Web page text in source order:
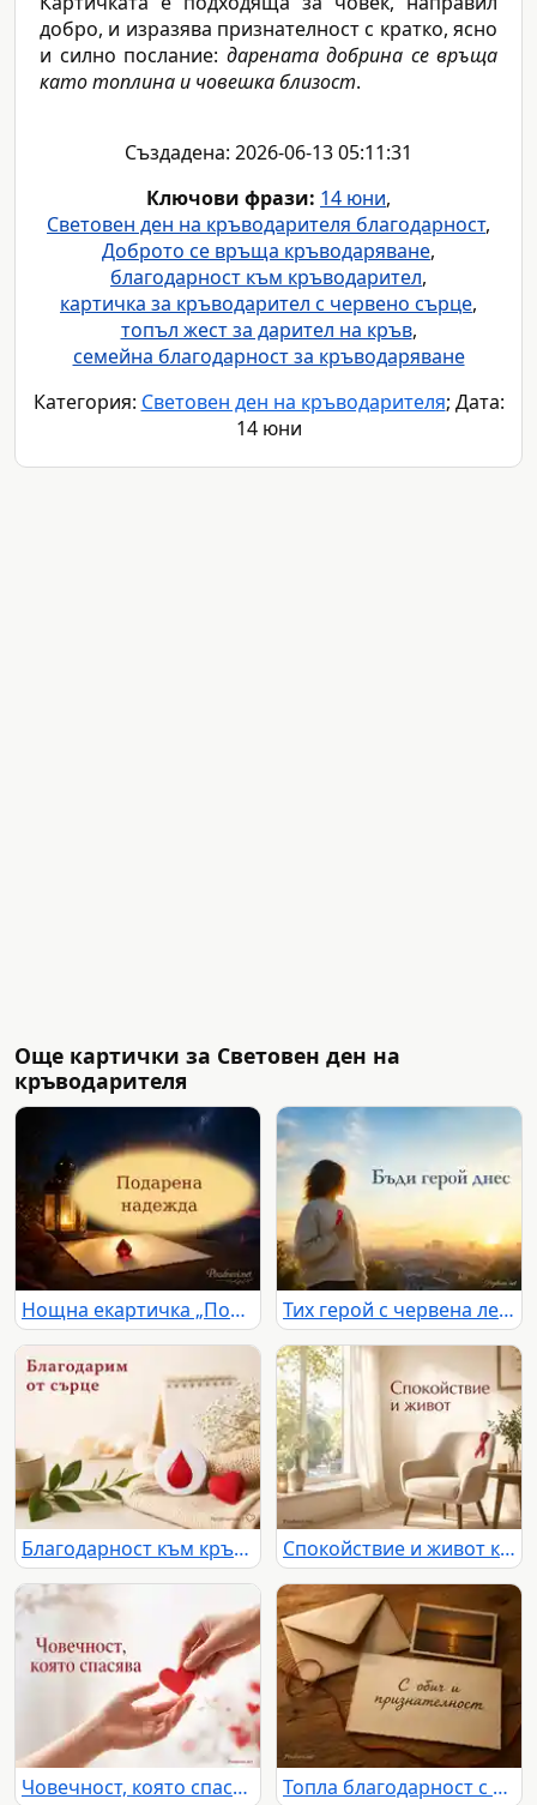
добро, и изразява признателност с кратко, ясно
и силно послание: дарената добрина се връща
като топлина и човешка близост.
Създадена: 2026-06-13 05:11:31
Ключови фрази: 14 юни,
Световен ден на кръводарителя благодарност,
Доброто се връща кръводаряване,
благодарност към кръводарител,
картичка за кръводарител с червено сърце,
топъл жест за дарител на кръв,
семейна благодарност за кръводаряване
Категория: Световен ден на кръводарителя; Дата:
14 юни
Още картички за Световен ден на
кръводарителя
Нощна екартичка „Подарена надежда“ за Световния ден на кръводарителя Тих герой с червена лента пред утринен градски хоризонт
Благодарност към кръводарителите с червена капка и топла светла сцена Спокойствие и живот край светъл прозорец за Световния ден на кръводарителя
Човечност, която спасява, с червено сърце между две ръце Топла благодарност с бележка „С обич и признателност“